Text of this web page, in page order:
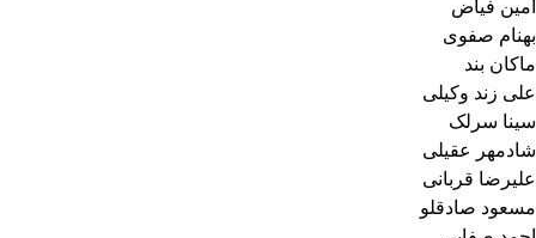
امین فیاض
بهنام صفوی
ماکان بند
علی زند وکیلی
سینا سرلک
شادمهر عقیلی
علیرضا قربانی
مسعود صادقلو